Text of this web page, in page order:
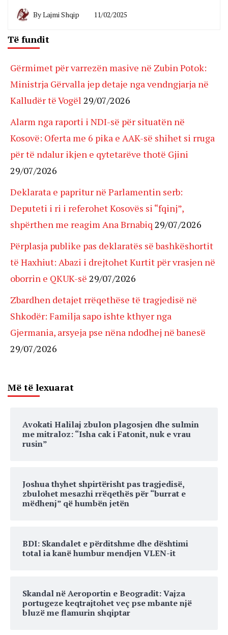
ByLajmi Shqip 11/02/2025
Të fundit
Gërmimet për varrezën masive në Zubin Potok:
Ministrja Gërvalla jep detaje nga vendngjarja në
Kalludër të Vogël 29/07/2026
Alarm nga raporti i NDI-së për situatën në
Kosovë: Oferta me 6 pika e AAK-së shihet si rruga
për të ndalur ikjen e qytetarëve thotë Gjini
29/07/2026
Deklarata e papritur në Parlamentin serb:
Deputeti i ri i referohet Kosovës si “fqinj”,
shpërthen me reagim Ana Brnabiq 29/07/2026
Përplasja publike pas deklaratës së bashkëshortit
të Haxhiut: Abazi i drejtohet Kurtit për vrasjen në
oborrin e QKUK-së 29/07/2026
Zbardhen detajet rrëqethëse të tragjedisë në
Shkodër: Familja sapo ishte kthyer nga
Gjermania, arsyeja pse nëna ndodhej në banesë
29/07/2026
Më të lexuarat
Avokati Halilaj zbulon plagosjen dhe sulmin
me mitraloz: “Isha cak i Fatonit, nuk e vrau
rusin”
Joshua thyhet shpirtërisht pas tragjedisë,
zbulohet mesazhi rrëqethës për “burrat e
mëdhenj” që humbën jetën
BDI: Skandalet e përditshme dhe dështimi
total ia kanë humbur mendjen VLEN-it
Skandal në Aeroportin e Beogradit: Vajza
portugeze keqtrajtohet veç pse mbante një
bluzë me flamurin shqiptar